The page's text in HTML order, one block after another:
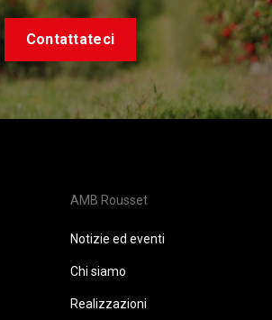
Contattateci
AMB Rousset
Notizie ed eventi
Chi siamo
Realizzazioni